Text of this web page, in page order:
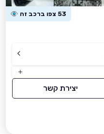
53 צפו ברכב זה
יצירת קשר